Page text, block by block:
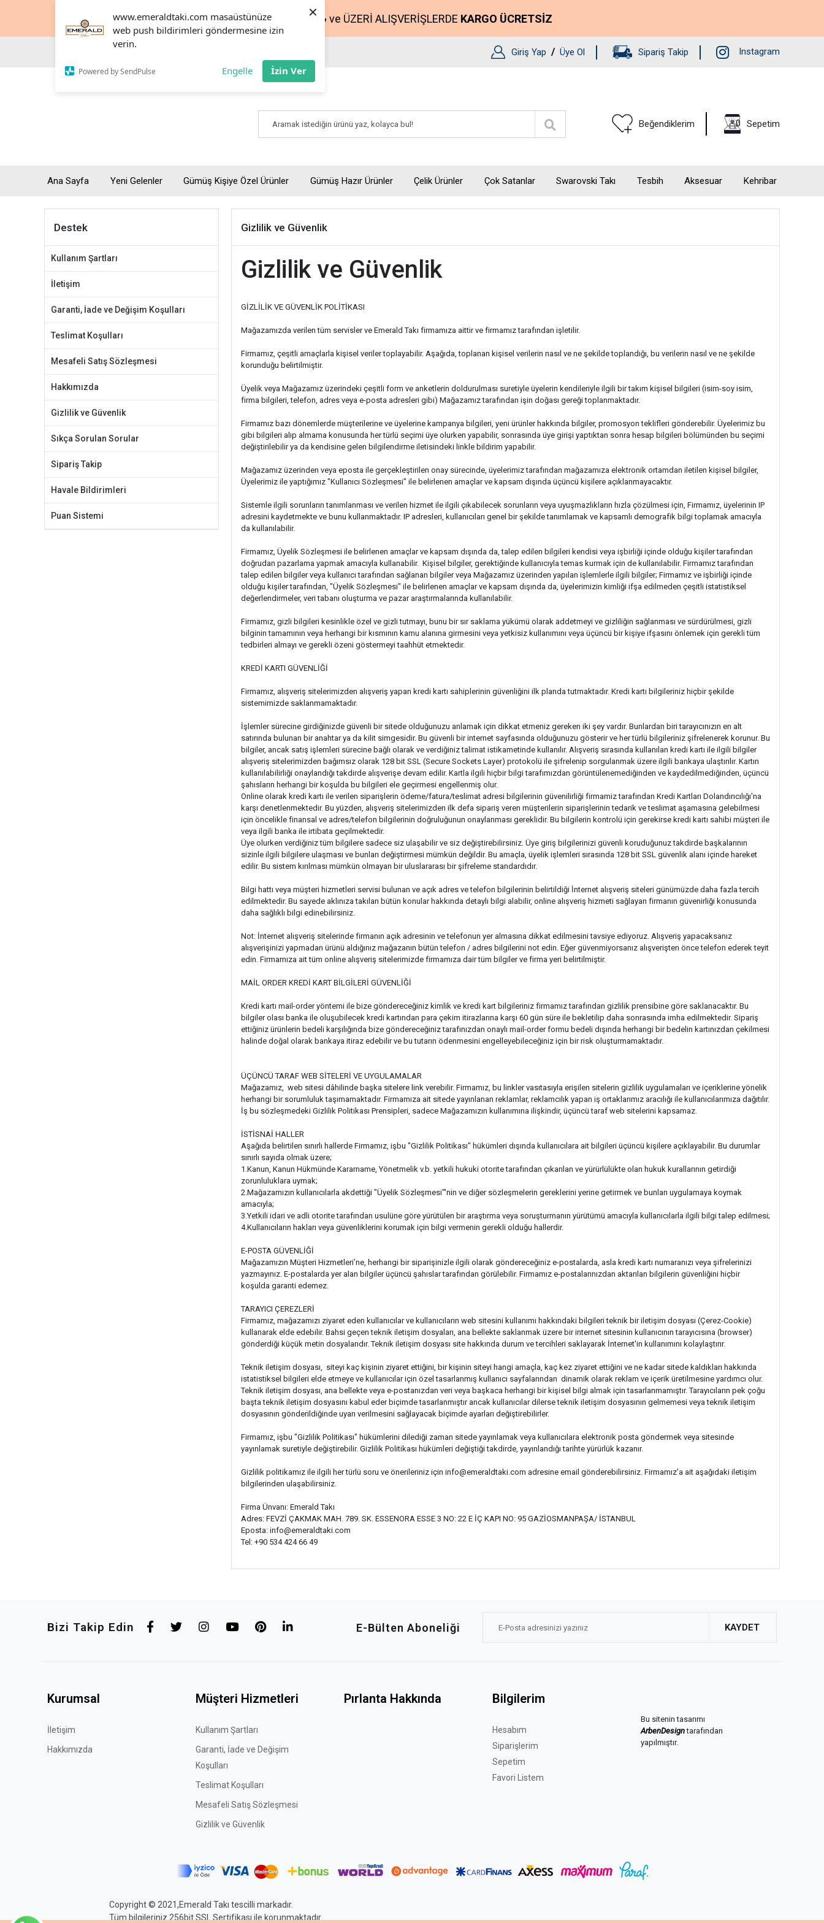
www.emeraldtaki.com masaüstünüze
web push bildirimleri göndermesine izin
verin.
Powered by SendPulse Engelle İzin Ver
×
2500₺ ve ÜZERİ ALIŞVERİŞLERDE KARGO ÜCRETSİZ
Giriş Yap / Üye Ol Sipariş Takip Instagram
Beğendiklerim Sepetim
0
Ana Sayfa Yeni Gelenler Gümüş Kişiye Özel Ürünler Gümüş Hazır Ürünler Çelik Ürünler Çok Satanlar Swarovski Takı Tesbih Aksesuar Kehribar
Destek
Kullanım Şartları
İletişim
Garanti, İade ve Değişim Koşulları
Teslimat Koşulları
Mesafeli Satış Sözleşmesi
Hakkımızda
Gizlilik ve Güvenlik
Sıkça Sorulan Sorular
Sipariş Takip
Havale Bildirimleri
Puan Sistemi
Gizlilik ve Güvenlik
Gizlilik ve Güvenlik
GİZLİLİK VE GÜVENLİK POLİTİKASI
Mağazamızda verilen tüm servisler ve Emerald Takı firmamıza aittir ve firmamız tarafından işletilir.
Firmamız, çeşitli amaçlarla kişisel veriler toplayabilir. Aşağıda, toplanan kişisel verilerin nasıl ve ne şekilde toplandığı, bu verilerin nasıl ve ne şekilde
korunduğu belirtilmiştir.
Üyelik veya Mağazamız üzerindeki çeşitli form ve anketlerin doldurulması suretiyle üyelerin kendileriyle ilgili bir takım kişisel bilgileri (isim-soy isim,
firma bilgileri, telefon, adres veya e-posta adresleri gibi) Mağazamız tarafından işin doğası gereği toplanmaktadır.
Firmamız bazı dönemlerde müşterilerine ve üyelerine kampanya bilgileri, yeni ürünler hakkında bilgiler, promosyon teklifleri gönderebilir. Üyelerimiz bu
gibi bilgileri alıp almama konusunda her türlü seçimi üye olurken yapabilir, sonrasında üye girişi yaptıktan sonra hesap bilgileri bölümünden bu seçimi
değiştirilebilir ya da kendisine gelen bilgilendirme iletisindeki linkle bildirim yapabilir.
Mağazamız üzerinden veya eposta ile gerçekleştirilen onay sürecinde, üyelerimiz tarafından mağazamıza elektronik ortamdan iletilen kişisel bilgiler,
Üyelerimiz ile yaptığımız "Kullanıcı Sözleşmesi" ile belirlenen amaçlar ve kapsam dışında üçüncü kişilere açıklanmayacaktır.
Sistemle ilgili sorunların tanımlanması ve verilen hizmet ile ilgili çıkabilecek sorunların veya uyuşmazlıkların hızla çözülmesi için, Firmamız, üyelerinin IP
adresini kaydetmekte ve bunu kullanmaktadır. IP adresleri, kullanıcıları genel bir şekilde tanımlamak ve kapsamlı demografik bilgi toplamak amacıyla
da kullanılabilir.
Firmamız, Üyelik Sözleşmesi ile belirlenen amaçlar ve kapsam dışında da, talep edilen bilgileri kendisi veya işbirliği içinde olduğu kişiler tarafından
doğrudan pazarlama yapmak amacıyla kullanabilir. Kişisel bilgiler, gerektiğinde kullanıcıyla temas kurmak için de kullanılabilir. Firmamız tarafından
talep edilen bilgiler veya kullanıcı tarafından sağlanan bilgiler veya Mağazamız üzerinden yapılan işlemlerle ilgili bilgiler; Firmamız ve işbirliği içinde
olduğu kişiler tarafından, "Üyelik Sözleşmesi" ile belirlenen amaçlar ve kapsam dışında da, üyelerimizin kimliği ifşa edilmeden çeşitli istatistiksel
değerlendirmeler, veri tabanı oluşturma ve pazar araştırmalarında kullanılabilir.
Firmamız, gizli bilgileri kesinlikle özel ve gizli tutmayı, bunu bir sır saklama yükümü olarak addetmeyi ve gizliliğin sağlanması ve sürdürülmesi, gizli
bilginin tamamının veya herhangi bir kısmının kamu alanına girmesini veya yetkisiz kullanımını veya üçüncü bir kişiye ifşasını önlemek için gerekli tüm
tedbirleri almayı ve gerekli özeni göstermeyi taahhüt etmektedir.
KREDİ KARTI GÜVENLİĞİ
Firmamız, alışveriş sitelerimizden alışveriş yapan kredi kartı sahiplerinin güvenliğini ilk planda tutmaktadır. Kredi kartı bilgileriniz hiçbir şekilde
sistemimizde saklanmamaktadır.
İşlemler sürecine girdiğinizde güvenli bir sitede olduğunuzu anlamak için dikkat etmeniz gereken iki şey vardır. Bunlardan biri tarayıcınızın en alt
satırında bulunan bir anahtar ya da kilit simgesidir. Bu güvenli bir internet sayfasında olduğunuzu gösterir ve her türlü bilgileriniz şifrelenerek korunur. Bu
bilgiler, ancak satış işlemleri sürecine bağlı olarak ve verdiğiniz talimat istikametinde kullanılır. Alışveriş sırasında kullanılan kredi kartı ile ilgili bilgiler
alışveriş sitelerimizden bağımsız olarak 128 bit SSL (Secure Sockets Layer) protokolü ile şifrelenip sorgulanmak üzere ilgili bankaya ulaştırılır. Kartın
kullanılabilirliği onaylandığı takdirde alışverişe devam edilir. Kartla ilgili hiçbir bilgi tarafımızdan görüntülenemediğinden ve kaydedilmediğinden, üçüncü
şahısların herhangi bir koşulda bu bilgileri ele geçirmesi engellenmiş olur.
Online olarak kredi kartı ile verilen siparişlerin ödeme/fatura/teslimat adresi bilgilerinin güvenilirliği firmamiz tarafından Kredi Kartları Dolandırıcılığı'na
karşı denetlenmektedir. Bu yüzden, alışveriş sitelerimizden ilk defa sipariş veren müşterilerin siparişlerinin tedarik ve teslimat aşamasına gelebilmesi
için öncelikle finansal ve adres/telefon bilgilerinin doğruluğunun onaylanması gereklidir. Bu bilgilerin kontrolü için gerekirse kredi kartı sahibi müşteri ile
veya ilgili banka ile irtibata geçilmektedir.
Üye olurken verdiğiniz tüm bilgilere sadece siz ulaşabilir ve siz değiştirebilirsiniz. Üye giriş bilgilerinizi güvenli koruduğunuz takdirde başkalarının
sizinle ilgili bilgilere ulaşması ve bunları değiştirmesi mümkün değildir. Bu amaçla, üyelik işlemleri sırasında 128 bit SSL güvenlik alanı içinde hareket
edilir. Bu sistem kırılması mümkün olmayan bir uluslararası bir şifreleme standardıdır.
Bilgi hattı veya müşteri hizmetleri servisi bulunan ve açık adres ve telefon bilgilerinin belirtildiği İnternet alışveriş siteleri günümüzde daha fazla tercih
edilmektedir. Bu sayede aklınıza takılan bütün konular hakkında detaylı bilgi alabilir, online alışveriş hizmeti sağlayan firmanın güvenirliği konusunda
daha sağlıklı bilgi edinebilirsiniz.
Not: İnternet alışveriş sitelerinde firmanın açık adresinin ve telefonun yer almasına dikkat edilmesini tavsiye ediyoruz. Alışveriş yapacaksanız
alışverişinizi yapmadan ürünü aldığınız mağazanın bütün telefon / adres bilgilerini not edin. Eğer güvenmiyorsanız alışverişten önce telefon ederek teyit
edin. Firmamıza ait tüm online alışveriş sitelerimizde firmamıza dair tüm bilgiler ve firma yeri belirtilmiştir.
MAİL ORDER KREDİ KART BİLGİLERİ GÜVENLİĞİ
Kredi kartı mail-order yöntemi ile bize göndereceğiniz kimlik ve kredi kart bilgileriniz firmamız tarafından gizlilik prensibine göre saklanacaktır. Bu
bilgiler olası banka ile oluşubilecek kredi kartından para çekim itirazlarına karşı 60 gün süre ile bekletilip daha sonrasında imha edilmektedir. Sipariş
ettiğiniz ürünlerin bedeli karşılığında bize göndereceğiniz tarafınızdan onaylı mail-order formu bedeli dışında herhangi bir bedelin kartınızdan çekilmesi
halinde doğal olarak bankaya itiraz edebilir ve bu tutarın ödenmesini engelleyebileceğiniz için bir risk oluşturmamaktadır.
ÜÇÜNCÜ TARAF WEB SİTELERİ VE UYGULAMALAR
Mağazamız, web sitesi dâhilinde başka sitelere link verebilir. Firmamız, bu linkler vasıtasıyla erişilen sitelerin gizlilik uygulamaları ve içeriklerine yönelik
herhangi bir sorumluluk taşımamaktadır. Firmamıza ait sitede yayınlanan reklamlar, reklamcılık yapan iş ortaklarımız aracılığı ile kullanıcılarımıza dağıtılır.
İş bu sözleşmedeki Gizlilik Politikası Prensipleri, sadece Mağazamızın kullanımına ilişkindir, üçüncü taraf web sitelerini kapsamaz.
İSTİSNAİ HALLER
Aşağıda belirtilen sınırlı hallerde Firmamız, işbu "Gizlilik Politikası" hükümleri dışında kullanıcılara ait bilgileri üçüncü kişilere açıklayabilir. Bu durumlar
sınırlı sayıda olmak üzere;
1.Kanun, Kanun Hükmünde Kararname, Yönetmelik v.b. yetkili hukuki otorite tarafından çıkarılan ve yürürlülükte olan hukuk kurallarının getirdiği
zorunluluklara uymak;
2.Mağazamızın kullanıcılarla akdettiği "Üyelik Sözleşmesi"'nin ve diğer sözleşmelerin gereklerini yerine getirmek ve bunları uygulamaya koymak
amacıyla;
3.Yetkili idari ve adli otorite tarafından usulüne göre yürütülen bir araştırma veya soruşturmanın yürütümü amacıyla kullanıcılarla ilgili bilgi talep edilmesi;
4.Kullanıcıların hakları veya güvenliklerini korumak için bilgi vermenin gerekli olduğu hallerdir.
E-POSTA GÜVENLİĞİ
Mağazamızın Müşteri Hizmetleri’ne, herhangi bir siparişinizle ilgili olarak göndereceğiniz e-postalarda, asla kredi kartı numaranızı veya şifrelerinizi
yazmayınız. E-postalarda yer alan bilgiler üçüncü şahıslar tarafından görülebilir. Firmamız e-postalarınızdan aktarılan bilgilerin güvenliğini hiçbir
koşulda garanti edemez.
TARAYICI ÇEREZLERİ
Firmamız, mağazamızı ziyaret eden kullanıcılar ve kullanıcıların web sitesini kullanımı hakkındaki bilgileri teknik bir iletişim dosyası (Çerez-Cookie)
kullanarak elde edebilir. Bahsi geçen teknik iletişim dosyaları, ana bellekte saklanmak üzere bir internet sitesinin kullanıcının tarayıcısına (browser)
gönderdiği küçük metin dosyalarıdır. Teknik iletişim dosyası site hakkında durum ve tercihleri saklayarak İnternet'in kullanımını kolaylaştırır.
Teknik iletişim dosyası, siteyi kaç kişinin ziyaret ettiğini, bir kişinin siteyi hangi amaçla, kaç kez ziyaret ettiğini ve ne kadar sitede kaldıkları hakkında
istatistiksel bilgileri elde etmeye ve kullanıcılar için özel tasarlanmış kullanıcı sayfalarından dinamik olarak reklam ve içerik üretilmesine yardımcı olur.
Teknik iletişim dosyası, ana bellekte veya e-postanızdan veri veya başkaca herhangi bir kişisel bilgi almak için tasarlanmamıştır. Tarayıcıların pek çoğu
başta teknik iletişim dosyasını kabul eder biçimde tasarlanmıştır ancak kullanıcılar dilerse teknik iletişim dosyasının gelmemesi veya teknik iletişim
dosyasının gönderildiğinde uyarı verilmesini sağlayacak biçimde ayarları değiştirebilirler.
Firmamız, işbu "Gizlilik Politikası" hükümlerini dilediği zaman sitede yayınlamak veya kullanıcılara elektronik posta göndermek veya sitesinde
yayınlamak suretiyle değiştirebilir. Gizlilik Politikası hükümleri değiştiği takdirde, yayınlandığı tarihte yürürlük kazanır.
Gizlilik politikamız ile ilgili her türlü soru ve önerileriniz için info@emeraldtaki.com adresine email gönderebilirsiniz. Firmamız’a ait aşağıdaki iletişim
bilgilerinden ulaşabilirsiniz.
Firma Ünvanı: Emerald Takı
Adres: FEVZİ ÇAKMAK MAH. 789. SK. ESSENORA ESSE 3 NO: 22 E İÇ KAPI NO: 95 GAZİOSMANPAŞA/ İSTANBUL
Eposta: info@emeraldtaki.com
Tel: +90 534 424 66 49
Bizi Takip Edin E-Bülten Aboneliği KAYDET
Kurumsal
İletişim
Hakkımızda
Müşteri Hizmetleri
Kullanım Şartları
Garanti, İade ve Değişim
Koşulları
Teslimat Koşulları
Mesafeli Satış Sözleşmesi
Gizlilik ve Güvenlik
Pırlanta Hakkında Bilgilerim
Hesabım
Siparişlerim
Sepetim
Favori Listem
Bu sitenin tasarımı
ArbenDesigntarafından
yapılmıştır.
Copyright © 2021,Emerald Takı tescilli markadır.
Tüm bilgileriniz 256bit SSL Sertifikası ile korunmaktadır.